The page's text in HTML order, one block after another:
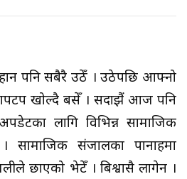
पनि सबैरै उठेँ । उठेपछि आफ्नो
खोल्दै बसेँ । सदाझैं आज पनि
लागि विभिन्न सामाजिक
संजालका पानाहरुमा
छाएको भेटेँ । बिश्वासै लागेन ।